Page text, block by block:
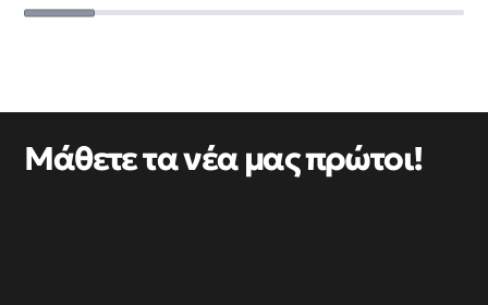
Μάθετε τα νέα μας πρώτοι!